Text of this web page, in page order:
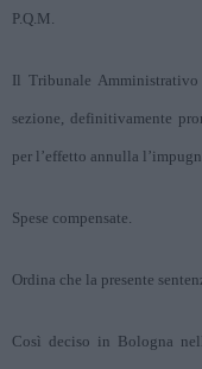
P.Q.M.
Il Tribunale
sezione, definitivamente
per l’effetto annulla
Spese compensate.
Ordina che la presente
Così deciso in Bologna